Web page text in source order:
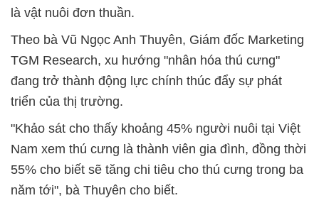
là vật nuôi đơn thuần.
Theo bà Vũ Ngọc Anh Thuyên, Giám đốc Marketing
TGM Research, xu hướng "nhân hóa thú cưng"
đang trở thành động lực chính thúc đẩy sự phát
triển của thị trường.
"Khảo sát cho thấy khoảng 45% người nuôi tại Việt
Nam xem thú cưng là thành viên gia đình, đồng thời
55% cho biết sẽ tăng chi tiêu cho thú cưng trong ba
năm tới", bà Thuyên cho biết.